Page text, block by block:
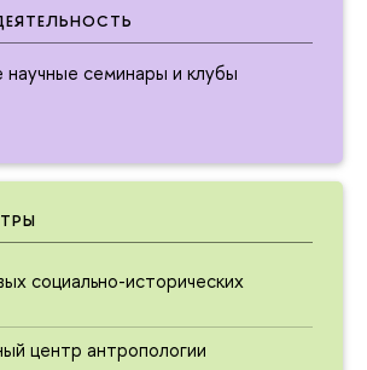
научные семинары и клубы
социально-исторических
центр антропологии